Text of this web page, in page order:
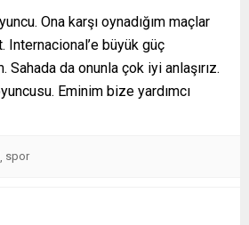
Ona karşı oynadığım maçlar
büyük güç
Sahada da onunla çok iyi anlaşırız.
Eminim bize yardımcı
spor